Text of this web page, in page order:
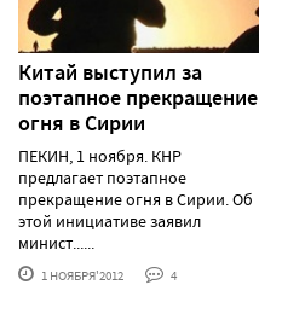
Китай выступил за
поэтапное прекращение
огня в Cирии
ПЕКИН, 1 ноября. КНР
предлагает поэтапное
прекращение огня в Сирии. Об
этой инициативе заявил
минист......
1 НОЯБРЯ'2012 4